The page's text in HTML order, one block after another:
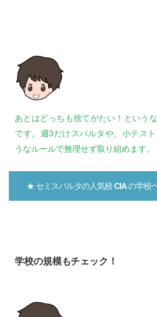
あとはどっちも捨てがたい！という
です。週3だけスパルタや、小テス
うなルールで無理せず取り組めます。
★ セミスパルタの人気校CIAの学校
学校の規模もチェック！